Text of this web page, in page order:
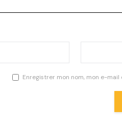
Enregistrer mon nom, mon e-